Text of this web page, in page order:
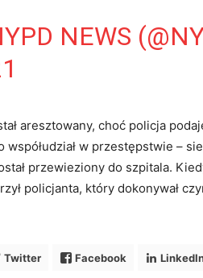
Monika Adamski
Editor in ChiefatRadio
Redaktor Naczelna i
Media i
NEWS
aresztowany, choć policja
współudział w przestępstwie –
przewieziony do szpitala.
policjanta, który dokonywał
Twitter Facebook